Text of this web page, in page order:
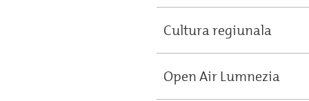
Cultura regiunala
Open Air Lumnezia